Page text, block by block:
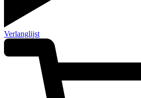
Verlanglijst